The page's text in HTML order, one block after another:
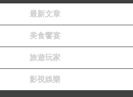
緊的。此比對圖一PO出，引
「笑了」、「誰會對這樣的
應該是不想看到大媽的乳溝
情看起來好像有什麼企圖」
表示，覺得美版的圖畫看起
見：美國的限制太嚴格了
最新文章
美食饗宴
旅遊玩家
影視娛樂